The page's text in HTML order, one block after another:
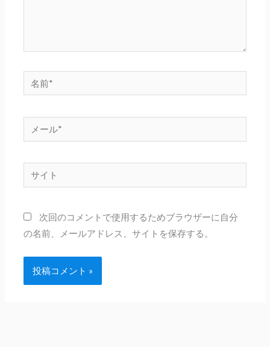
前
ー
イ
次回のコメントで使用するためブラウザーに自分
の名前、メールアドレス、サイトを保存する。